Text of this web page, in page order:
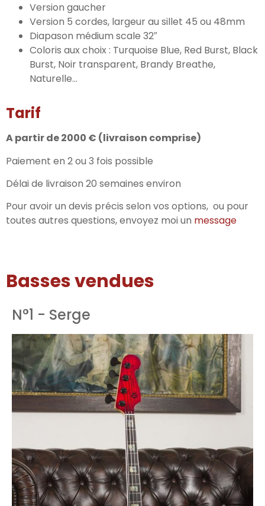
Version gaucher
Version 5 cordes, largeur au sillet 45 ou 48mm
Diapason médium scale 32″
Coloris aux choix : Turquoise Blue, Red Burst, Black
Burst, Noir transparent, Brandy Breathe,
Naturelle…
Tarif
A partir de 2000 € (livraison comprise)
Paiement en 2 ou 3 fois possible
Délai de livraison 20 semaines environ
Pour avoir un devis précis selon vos options, ou pour
toutes autres questions, envoyez moi un message
Basses vendues
N°1 - Serge